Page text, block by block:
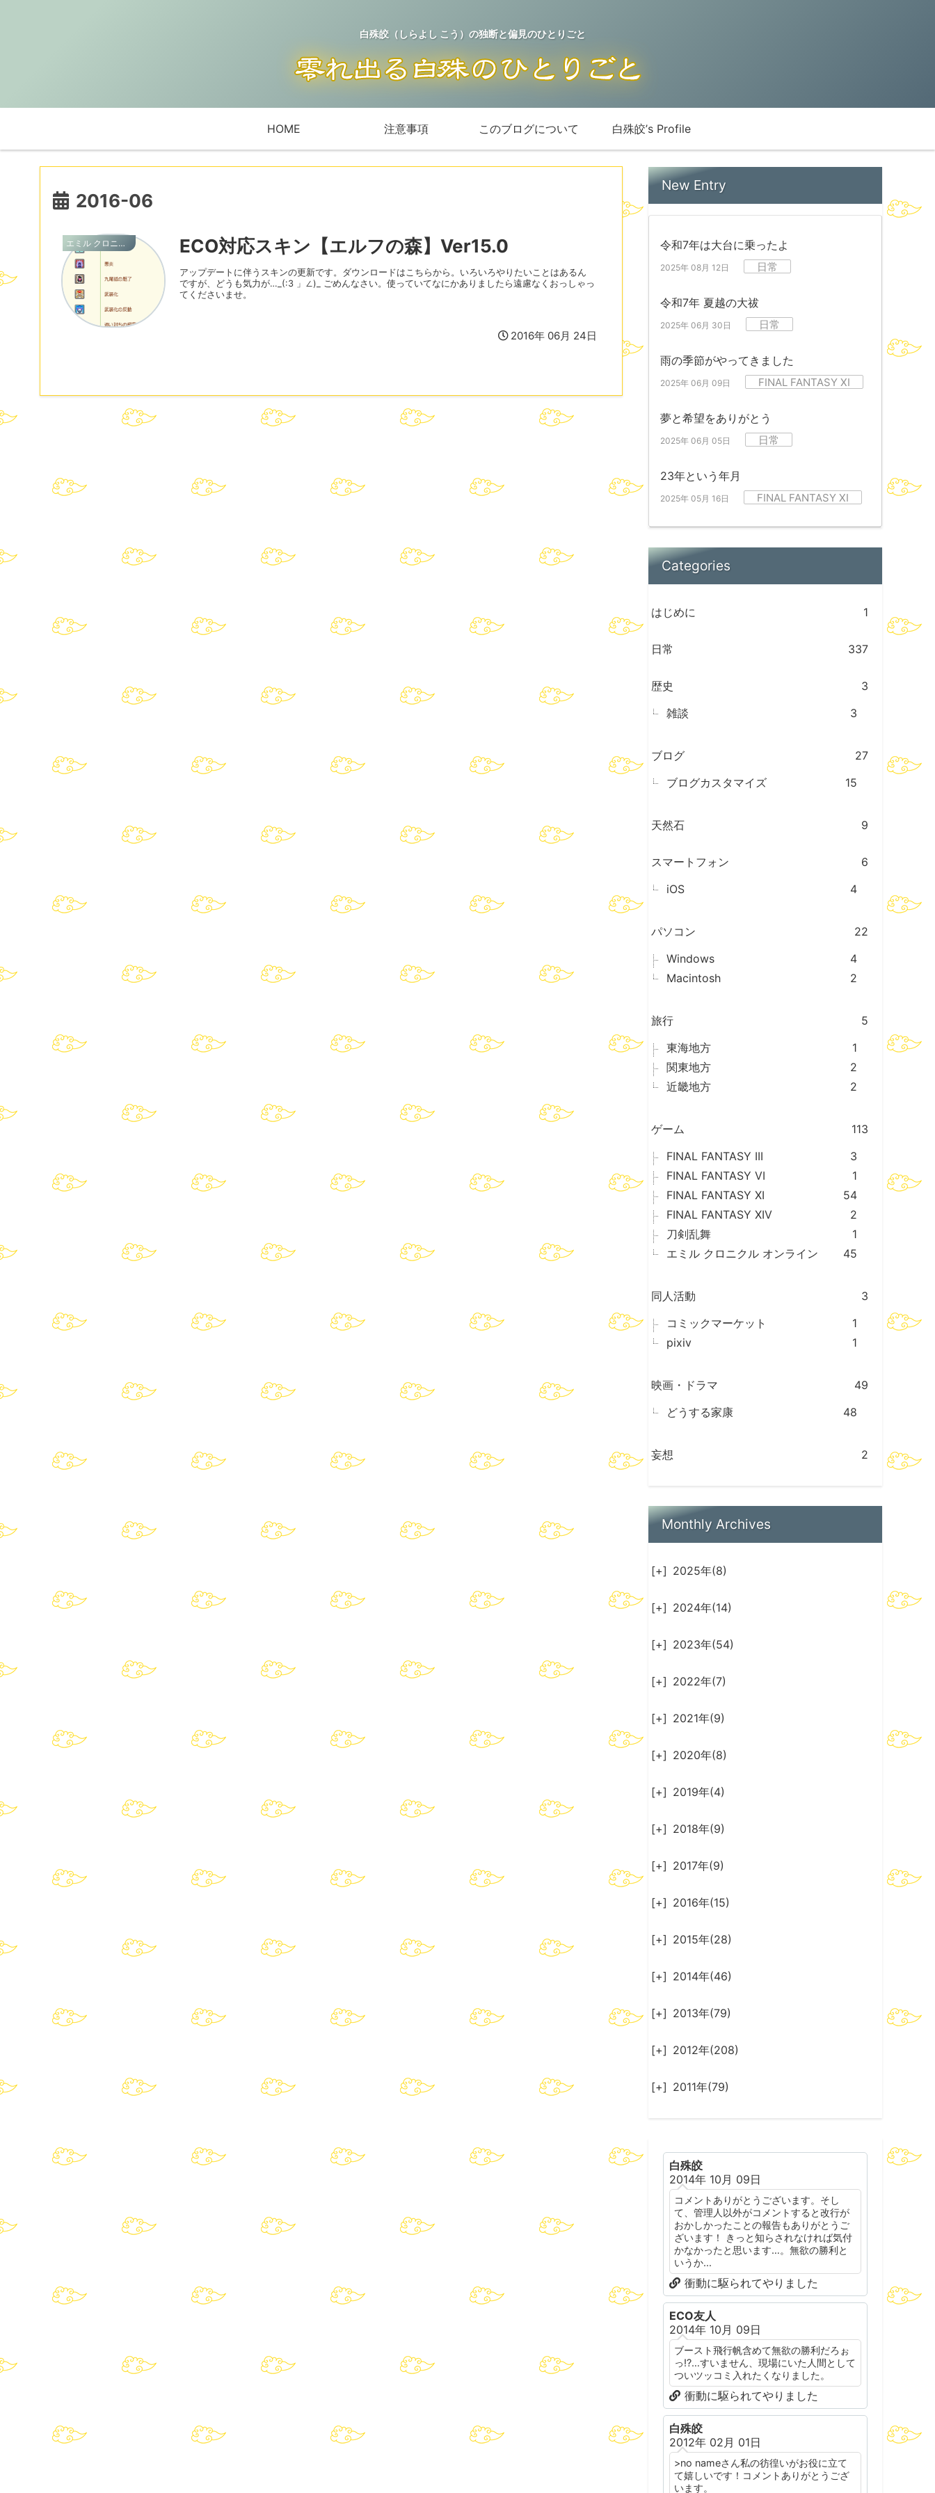
白殊皎（しらよし こう）の独断と偏見のひとりごと
HOME 注意事項 このブログについて 白殊皎’s Profile
2016-06
エミル クロニクル オンライン ECO対応スキン【エルフの森】Ver15.0
アップデートに伴うスキンの更新です。ダウンロードはこちらから。いろいろやりたいことはあるん
ですが、どうも気力が…_(:3 」∠)_ ごめんなさい。使っていてなにかありましたら遠慮なくおっしゃっ
てくださいませ。
2016年 06月 24日
New Entry
令和7年は大台に乗ったよ
2025年 08月 12日 日常
令和7年 夏越の大祓
2025年 06月 30日 日常
雨の季節がやってきました
2025年 06月 09日 FINAL FANTASY XI
夢と希望をありがとう
2025年 06月 05日 日常
23年という年月
2025年 05月 16日 FINAL FANTASY XI
Categories
はじめに 1
日常 337
歴史
3
雑談
3
ブログ
27
ブログカスタマイズ
15
天然石 9
スマートフォン
6
iOS
4
パソコン
22
Windows
4
Macintosh
2
旅行
5
東海地方
1
関東地方
2
近畿地方
2
ゲーム
113
FINAL FANTASY III
3
FINAL FANTASY VI
1
FINAL FANTASY XI
54
FINAL FANTASY XIV
2
刀剣乱舞
1
エミル クロニクル オンライン
45
同人活動
3
コミックマーケット
1
pixiv
1
映画・ドラマ
49
どうする家康
48
妄想 2
Monthly Archives
[+] 2025年(8)
[+] 2024年(14)
[+] 2023年(54)
[+] 2022年(7)
[+] 2021年(9)
[+] 2020年(8)
[+] 2019年(4)
[+] 2018年(9)
[+] 2017年(9)
[+] 2016年(15)
[+] 2015年(28)
[+] 2014年(46)
[+] 2013年(79)
[+] 2012年(208)
[+] 2011年(79)
白殊皎
2014年 10月 09日
コメントありがとうございます。そし
て、管理人以外がコメントすると改行が
おかしかったことの報告もありがとうご
ざいます！ きっと知らされなければ気付
かなかったと思います…。無欲の勝利と
いうか...
衝動に駆られてやりました
ECO友人
2014年 10月 09日
ブースト飛行帆含めて無欲の勝利だろぉ
っ!?…すいません、現場にいた人間として
ついツッコミ入れたくなりました。
衝動に駆られてやりました
白殊皎
2012年 02月 01日
>no nameさん私の彷徨いがお役に立て
て嬉しいです！コメントありがとうござ
います。